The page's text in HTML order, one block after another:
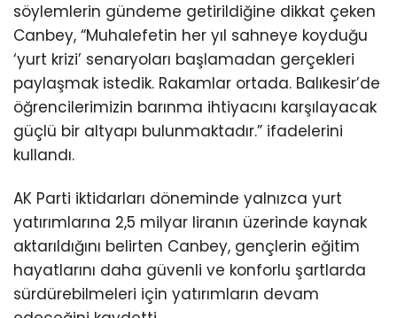
söylemlerin gündeme getirildiğine dikkat çeken
Canbey, “Muhalefetin her yıl sahneye koyduğu
‘yurt krizi’ senaryoları başlamadan gerçekleri
paylaşmak istedik. Rakamlar ortada. Balıkesir’de
öğrencilerimizin barınma ihtiyacını karşılayacak
güçlü bir altyapı bulunmaktadır.” ifadelerini
kullandı.
AK Parti iktidarları döneminde yalnızca yurt
yatırımlarına 2,5 milyar liranın üzerinde kaynak
aktarıldığını belirten Canbey, gençlerin eğitim
hayatlarını daha güvenli ve konforlu şartlarda
sürdürebilmeleri için yatırımların devam